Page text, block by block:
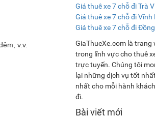
v.v.
Giá thuê xe 7 chỗ đi Trà
Giá thuê xe 7 chỗ đi Vĩnh
Giá thuê xe 7 chỗ đi
GiaThueXe.com là trang
trong lĩnh vực cho thuê
trực tuyến. Chúng tôi
lại những dịch vụ tốt
nhất cho mỗi hành
đi.
Bài viết mới